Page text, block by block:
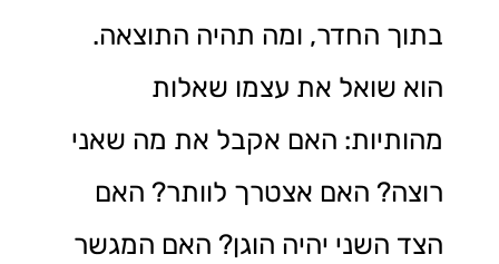
בתוך החדר, ומה תהיה התוצאה.
הוא שואל את עצמו שאלות
מהותיות: האם אקבל את מה שאני
רוצה? האם אצטרך לוותר? האם
הצד השני יהיה הוגן? האם המגשר